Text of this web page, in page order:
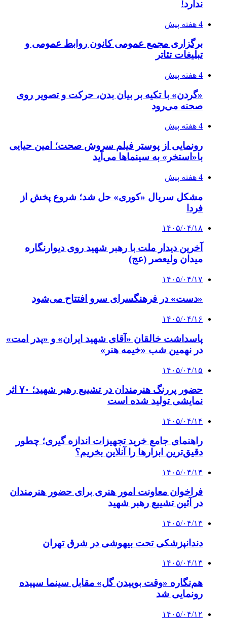
ندارد!
4 هفته پیش
برگزاری مجمع عمومی کانون روابط عمومی و
تبلیغات تئاتر
4 هفته پیش
«گردن» با تکیه بر بیان بدن، حرکت و تصویر روی
صحنه می‌رود
4 هفته پیش
رونمایی از پوستر فیلم سروش صحت؛ امین حیایی
با«استخر» به سینماها می‌آید
4 هفته پیش
مشکل سریال «کوری» حل شد؛ شروع پخش از
فردا
۱۴۰۵/۰۴/۱۸
آخرین دیدار ملت با رهبر شهید روی دیوارنگاره
میدان ولیعصر (عج)
۱۴۰۵/۰۴/۱۷
«دست» در فرهنگسرای سرو افتتاح می‌شود
۱۴۰۵/۰۴/۱۶
پاسداشت خالقان «آقای شهید ایران» و «پدر امت»
در نهمین شب «خیمه هنر»
۱۴۰۵/۰۴/۱۵
حضور پررنگ هنرمندان در تشییع رهبر شهید؛ ۷۰ اثر
نمایشی تولید شده است
۱۴۰۵/۰۴/۱۴
راهنمای جامع خرید تجهیزات اندازه گیری؛ چطور
دقیق‌ترین ابزارها را آنلاین بخریم؟
۱۴۰۵/۰۴/۱۴
فراخوان معاونت امور هنری برای حضور هنرمندان
در آئین تشییع رهبر شهید
۱۴۰۵/۰۴/۱۳
دندانپزشکی تحت بیهوشی در شرق تهران
۱۴۰۵/۰۴/۱۳
هم‌نگاره «وقت بوییدن گل» مقابل سینما سپیده
رونمایی شد
۱۴۰۵/۰۴/۱۲